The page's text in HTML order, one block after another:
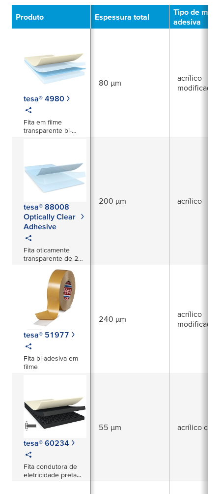
Produto Espessura total
Tipo de
adesiva
tesa® 4980
Fita em filme
transparente bi-
80 µm
acrílico
modificado
tesa® 88008
Optically Clear
Adhesive
Fita oticamente
transparente de 200
no setor automóvel
200 µm acrílico
tesa® 51977
Fita bi-adesiva em
filme
240 µm
acrílico
modificado
tesa® 60234
Fita condutora de
eletricidade preta
55 µm acrílico